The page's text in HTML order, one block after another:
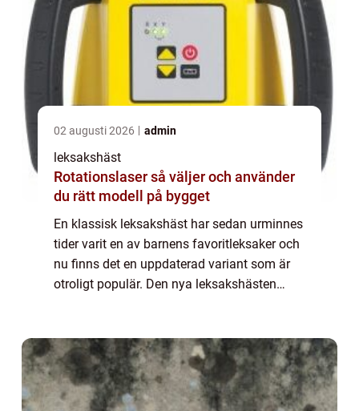
02 augusti 2026 admin
leksakshäst
Rotationslaser så väljer och använder
du rätt modell på bygget
En klassisk leksakshäst har sedan urminnes
tider varit en av barnens favoritleksaker och
nu finns det en uppdaterad variant som är
otroligt populär. Den nya leksakshästen